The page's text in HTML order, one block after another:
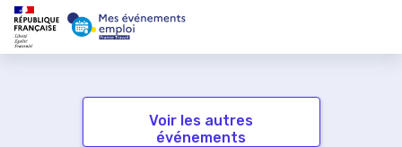
Voir les autres
événements